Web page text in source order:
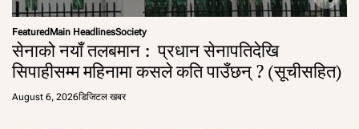
FeaturedMain HeadlinesSociety
सेनाको नयाँ तलबमान : प्रधान सेनापतिदेखि
सिपाहीसम्म महिनामा कसले कति पाउँछन् ? (सूचीसहित)
August 6, 2026डिजिटल खबर